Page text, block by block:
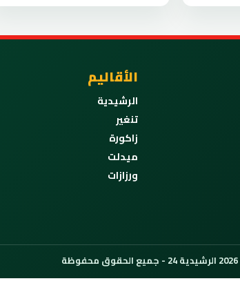
الأقاليم
الرشيدية
تنغير
زاكورة
ميدلت
ورزازات